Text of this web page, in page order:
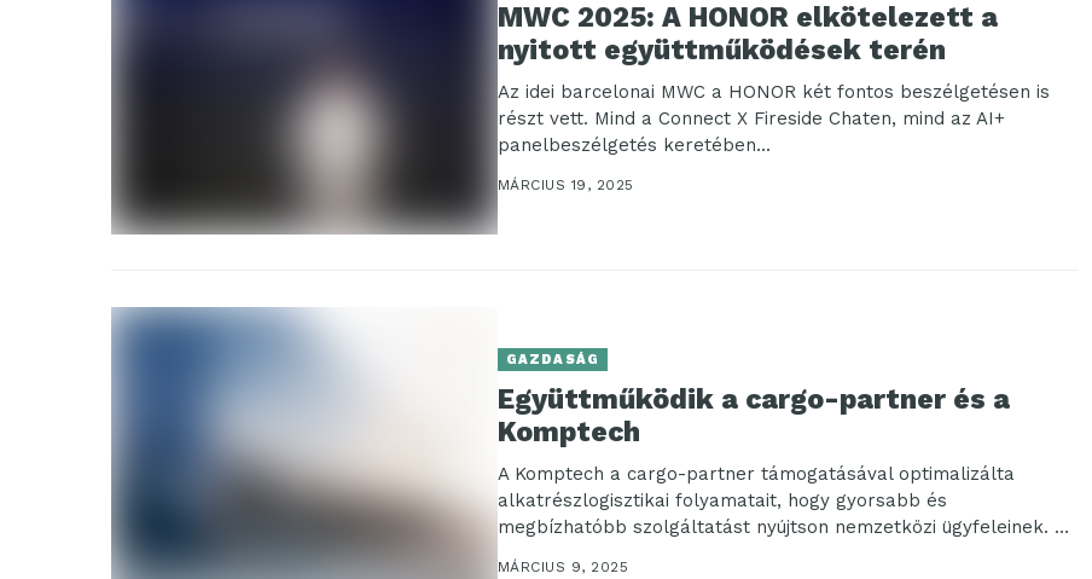
MWC 2025: A HONOR elkötelezett a
nyitott együttműködések terén
Az idei barcelonai MWC a HONOR két fontos beszélgetésen is
részt vett. Mind a Connect X Fireside Chaten, mind az AI+
panelbeszélgetés keretében...
MÁRCIUS 19, 2025
GAZDASÁG
Együttműködik a cargo-partner és a
Komptech
A Komptech a cargo-partner támogatásával optimalizálta
alkatrészlogisztikai folyamatait, hogy gyorsabb és
megbízhatóbb szolgáltatást nyújtson nemzetközi ügyfeleinek. A
Graz közelében található „iLogistics” központ révén...
MÁRCIUS 9, 2025